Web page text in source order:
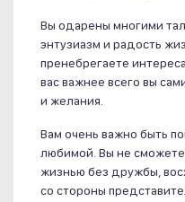
Вы одарены многими
энтузиазм и радость
пренебрегаете
вас важнее всего вы
и желания.
Вам очень важно быть
любимой. Вы не
жизнью без дружбы,
со стороны